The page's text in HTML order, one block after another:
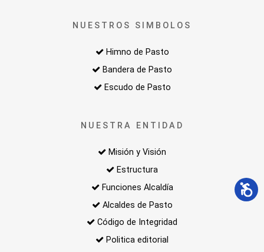
NUESTROS SIMBOLOS
Himno de Pasto
Bandera de Pasto
Escudo de Pasto
NUESTRA ENTIDAD
Misión y Visión
Estructura
Funciones Alcaldía
Alcaldes de Pasto
Código de Integridad
Politica editorial